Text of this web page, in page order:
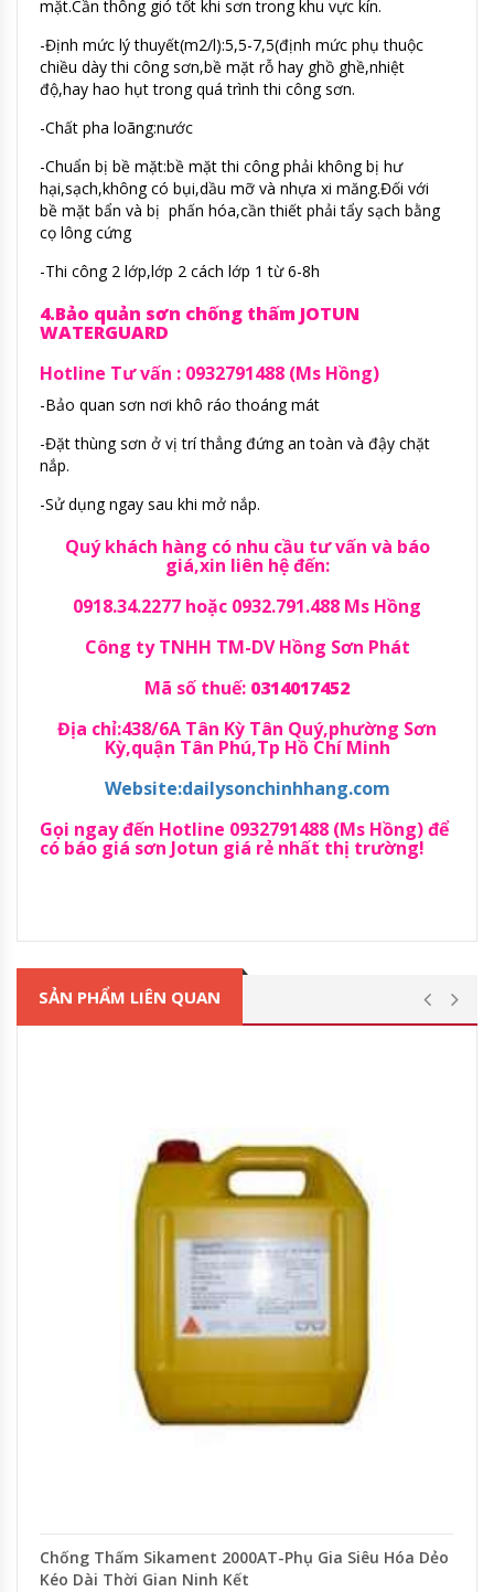
mặt.Cần thông gió tốt khi sơn trong khu vực kín.
-Định mức lý thuyết(m2/l):5,5-7,5(định mức phụ thuộc
chiều dày thi công sơn,bề mặt rỗ hay ghồ ghề,nhiệt
độ,hay hao hụt trong quá trình thi công sơn.
-Chất pha loãng:nước
-Chuẩn bị bề mặt:bề mặt thi công phải không bị hư
hại,sạch,không có bụi,dầu mỡ và nhựa xi măng.Đối với
bề mặt bẩn và bị phấn hóa,cần thiết phải tẩy sạch bằng
cọ lông cứng
-Thi công 2 lớp,lớp 2 cách lớp 1 từ 6-8h
4.Bảo quản sơn chống thấm JOTUN
WATERGUARD
Hotline Tư vấn : 0932791488 (Ms Hồng)
-Bảo quan sơn nơi khô ráo thoáng mát
-Đặt thùng sơn ở vị trí thẳng đứng an toàn và đậy chặt
nắp.
-Sử dụng ngay sau khi mở nắp.
Quý khách hàng có nhu cầu tư vấn và báo
giá,xin liên hệ đến:
0918.34.2277 hoặc 0932.791.488 Ms Hồng
Công ty TNHH TM-DV Hồng Sơn Phát
Mã số thuế: 0314017452
Địa chỉ:438/6A Tân Kỳ Tân Quý,phường Sơn
Kỳ,quận Tân Phú,Tp Hồ Chí Minh
Website:dailysonchinhhang.com
Gọi ngay đến Hotline 0932791488 (Ms Hồng) để
có báo giá sơn Jotun giá rẻ nhất thị trường!
SẢN PHẨM LIÊN QUAN
Chống Thấm Sikament 2000AT-Phụ Gia Siêu Hóa Dẻo
Kéo Dài Thời Gian Ninh Kết